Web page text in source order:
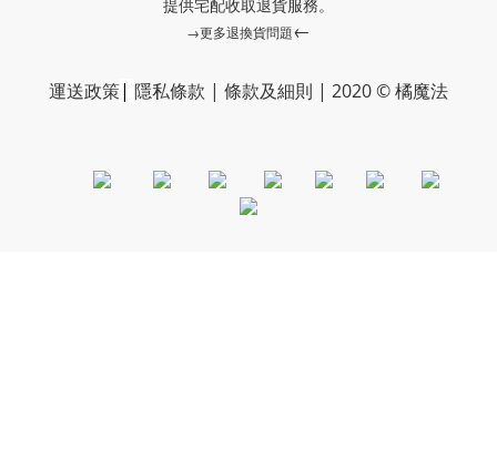
提供宅配收取退貨服務。
→更多退換貨問題←
運送政策| 隱私條款 | 條款及細則 | 2020 © 橘魔法